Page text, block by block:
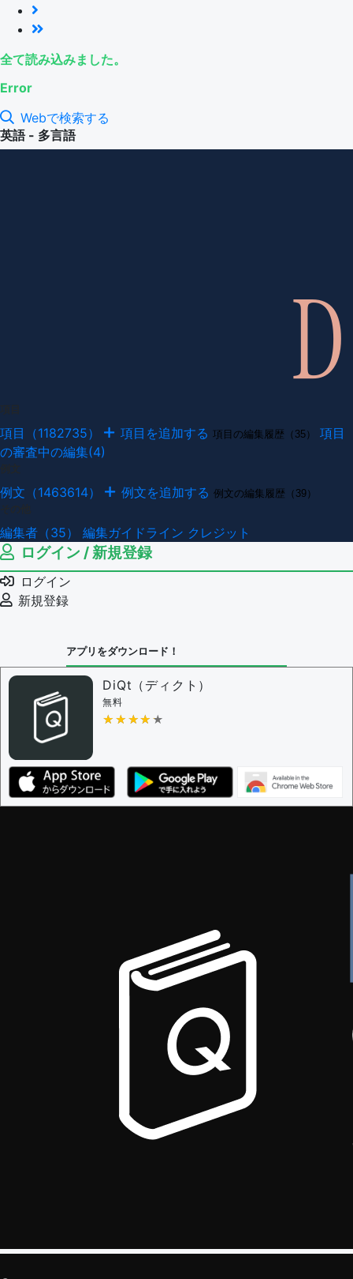
全て読み込みました。
Error
Webで検索する
英語 - 多言語
項目（1182735） 項目を追加する 項目の編集履歴（35）
項目
の審査中の編集(4)
例文（1463614） 例文を追加する 例文の編集履歴（39）
編集者（35） 編集ガイドライン クレジット
ログイン / 新規登録
ログイン
新規登録
アプリをダウンロード！
DiQt（ディクト）
無料
★★★★★
★★★★★